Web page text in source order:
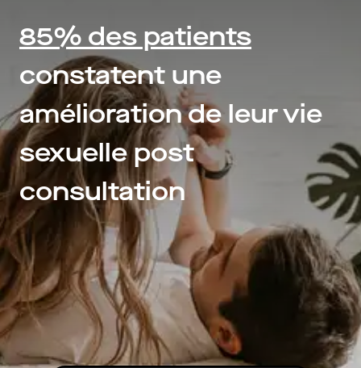
85% des patients
constatent une
amélioration de leur vie
sexuelle post
consultation